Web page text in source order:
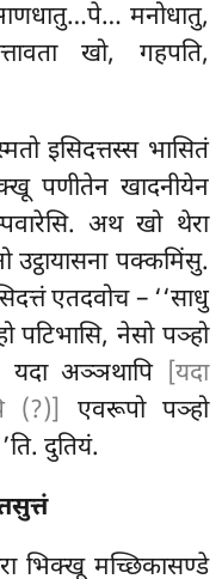
मनोधातु,
खो, गहपति,
इसिदत्तस्स भासितं
पणीतेन खादनीयेन
अथ खो थेरा
उट्ठायासना पक्कमिंसु.
एतदवोच – ‘‘साधु
पटिभासि, नेसो पञ्हो
यदा अञ्ञथापि [यदा
(?)]
एवरूपो पञ्हो
दुतियं.
भिक्खू मच्छिकासण्डे